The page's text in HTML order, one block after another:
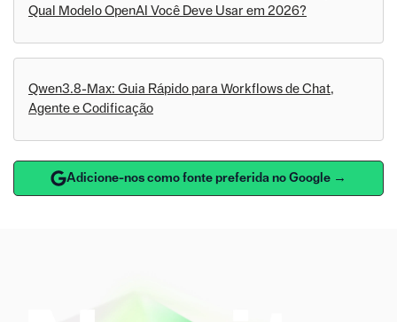
Qual Modelo OpenAI Você Deve Usar em 2026?
Qwen3.8-Max: Guia Rápido para Workflows de Chat,
Agente e Codificação
Adicione-nos como fonte preferida no Google →